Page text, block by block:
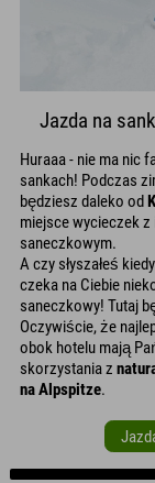
Jazda na
Huraaa - nie ma nic
sankach! Podczas
będziesz daleko od
miejsce wycieczek
saneczkowym.
A czy słyszałeś
czeka na Ciebie
saneczkowy! Tutaj
Oczywiście, że
obok hotelu mają
skorzystania z
na Alpspitze.